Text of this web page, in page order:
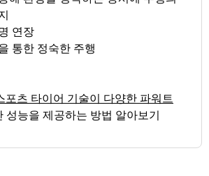
연장
통한 정숙한 주행
포츠 타이어 기술이 다양한 파워트
성능을 제공하는 방법 알아보기